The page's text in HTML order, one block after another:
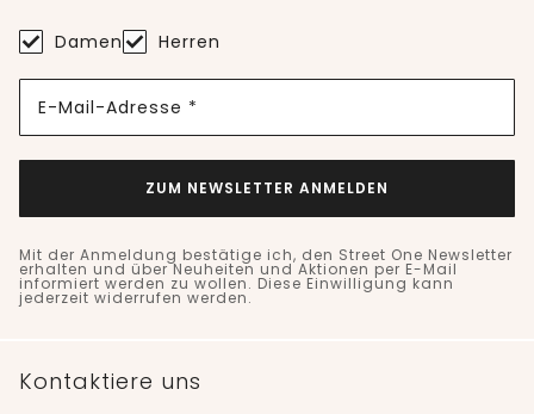
Damen Herren
E-Mail-Adresse *
ZUM NEWSLETTER ANMELDEN
Mit der Anmeldung bestätige ich, den Street One Newsletter
erhalten und über Neuheiten und Aktionen per E-Mail
informiert werden zu wollen. Diese Einwilligung kann
jederzeit widerrufen werden.
Kontaktiere uns